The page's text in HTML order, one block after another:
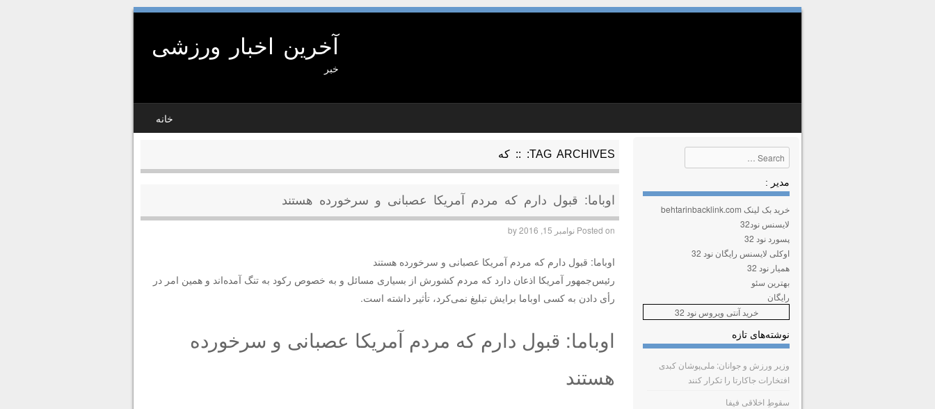
آخرین اخبار ورزشی
خبر
MENU
خانه
TAG ARCHIVES: :: که
اوباما: قبول دارم که مردم آمریکا عصبانی و سرخورده هستند
Posted on نوامبر 15, 2016 by
اوباما: قبول دارم که مردم آمریکا عصبانی و سرخورده هستند
رئیس‌جمهور آمریکا اذعان دارد که مردم کشورش از بسیاری مسائل و به خصوص رکود به تنگ آمده‌اند و همین امر در
رأی دادن به کسی اوباما برایش تبلیغ نمی‌کرد، تأثیر داشته است.
اوباما: قبول دارم که مردم آمریکا عصبانی و سرخورده
هستند
Search
مدیر :
خرید بک لینک behtarinbacklink.com
لایسنس نود32
پسورد نود 32
اوکلی لایسنس رایگان نود 32
همیار نود 32
بهترین سئو
رایگان
خرید آنتی ویروس نود 32
نوشته‌های تازه
وزیر ورزش و جوانان: ملی‌پوشان کبدی
افتخارات جاکارتا را تکرار کنند
سقوطِ اخلاقی فیفا